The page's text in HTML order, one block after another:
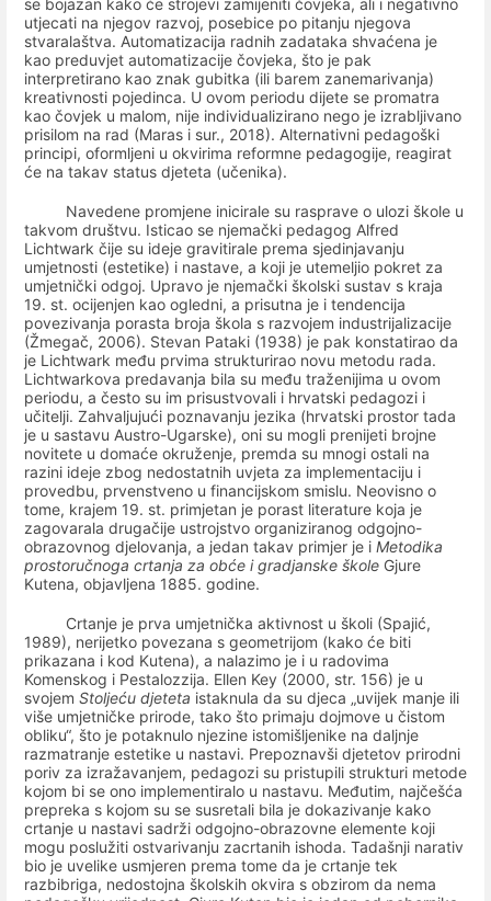
se bojazan kako će strojevi zamijeniti čovjeka, ali i negativno
utjecati na njegov razvoj, posebice po pitanju njegova
stvaralaštva. Automatizacija radnih zadataka shvaćena je
kao preduvjet automatizacije čovjeka, što je pak
interpretirano kao znak gubitka (ili barem zanemarivanja)
kreativnosti pojedinca. U ovom periodu dijete se promatra
kao čovjek u malom, nije individualizirano nego je izrabljivano
prisilom na rad (Maras i sur., 2018). Alternativni pedagoški
principi, oformljeni u okvirima reformne pedagogije, reagirat
će na takav status djeteta (učenika).
Navedene promjene inicirale su rasprave o ulozi škole u
takvom društvu. Isticao se njemački pedagog Alfred
Lichtwark čije su ideje gravitirale prema sjedinjavanju
umjetnosti (estetike) i nastave, a koji je utemeljio pokret za
umjetnički odgoj. Upravo je njemački školski sustav s kraja
19. st. ocijenjen kao ogledni, a prisutna je i tendencija
povezivanja porasta broja škola s razvojem industrijalizacije
(Žmegač, 2006). Stevan Pataki (1938) je pak konstatirao da
je Lichtwark među prvima strukturirao novu metodu rada.
Lichtwarkova predavanja bila su među traženijima u ovom
periodu, a često su im prisustvovali i hrvatski pedagozi i
učitelji. Zahvaljujući poznavanju jezika (hrvatski prostor tada
je u sastavu Austro-Ugarske), oni su mogli prenijeti brojne
novitete u domaće okruženje, premda su mnogi ostali na
razini ideje zbog nedostatnih uvjeta za implementaciju i
provedbu, prvenstveno u financijskom smislu. Neovisno o
tome, krajem 19. st. primjetan je porast literature koja je
zagovarala drugačije ustrojstvo organiziranog odgojno-
obrazovnog djelovanja, a jedan takav primjer je i Metodika
prostoručnoga crtanja za obće i gradjanske škole Gjure
Kutena, objavljena 1885. godine.
Crtanje je prva umjetnička aktivnost u školi (Spajić,
1989), nerijetko povezana s geometrijom (kako će biti
prikazana i kod Kutena), a nalazimo je i u radovima
Komenskog i Pestalozzija. Ellen Key (2000, str. 156) je u
svojem Stoljeću djeteta istaknula da su djeca „uvijek manje ili
više umjetničke prirode, tako što primaju dojmove u čistom
obliku“, što je potaknulo njezine istomišljenike na daljnje
razmatranje estetike u nastavi. Prepoznavši djetetov prirodni
poriv za izražavanjem, pedagozi su pristupili strukturi metode
kojom bi se ono implementiralo u nastavu. Međutim, najčešća
prepreka s kojom su se susretali bila je dokazivanje kako
crtanje u nastavi sadrži odgojno-obrazovne elemente koji
mogu poslužiti ostvarivanju zacrtanih ishoda. Tadašnji narativ
bio je uvelike usmjeren prema tome da je crtanje tek
razbibriga, nedostojna školskih okvira s obzirom da nema